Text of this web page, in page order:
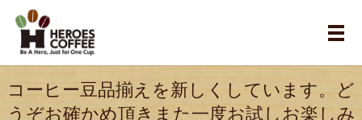
メ
コーヒー豆品揃えを新しくしています。ど
うぞお確かめ頂きまた一度お試しお楽しみ